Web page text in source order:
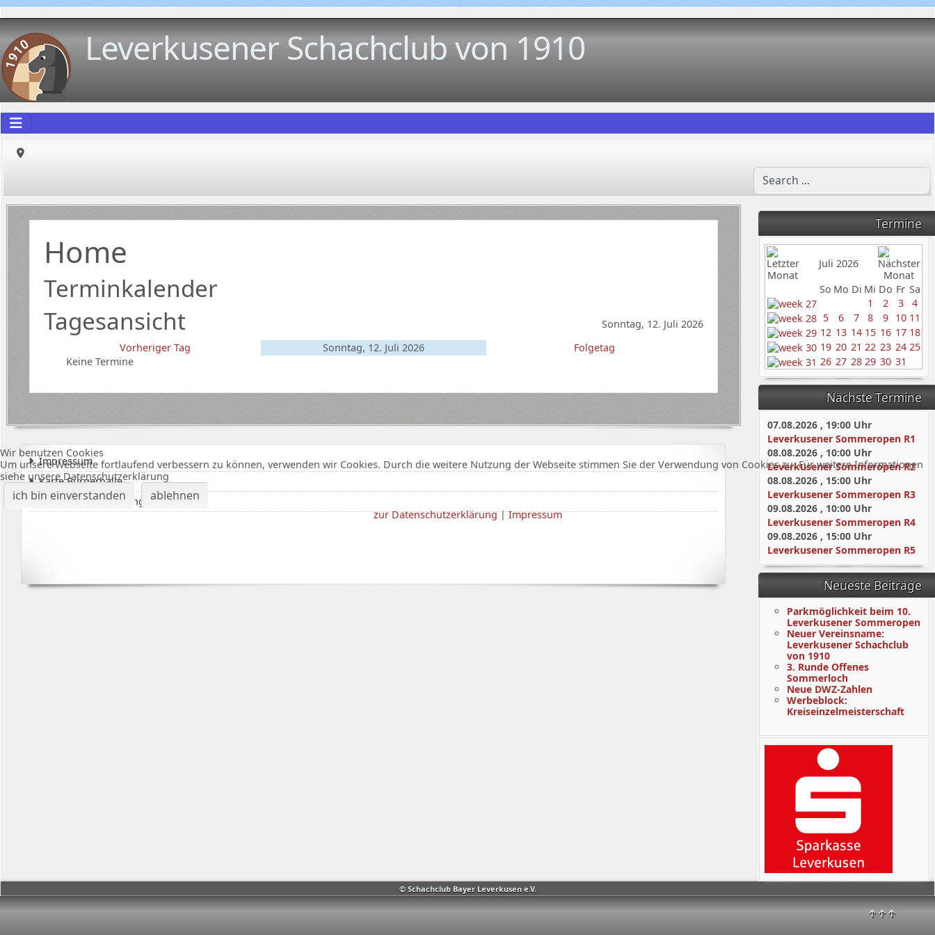
Leverkusener Schachclub von 1910
© Schachclub Bayer Leverkusen e.V.
↑↑↑
Termine
Juli 2026
So Mo Di Mi Do Fr Sa
1
2 3
4
5
6 7 8 9 10 11
12 13 14 15 16 17 18
19 20 21 22 23 24 25
26 27 28 29 30 31
Nächste Termine
07.08.2026, 19:00Uhr
Leverkusener Sommeropen R1
08.08.2026, 10:00Uhr
Leverkusener Sommeropen R2
08.08.2026, 15:00Uhr
Leverkusener Sommeropen R3
09.08.2026, 10:00Uhr
Leverkusener Sommeropen R4
09.08.2026, 15:00Uhr
Leverkusener Sommeropen R5
Neueste Beiträge
Parkmöglichkeit beim 10.
Leverkusener Sommeropen
Neuer Vereinsname:
Leverkusener Schachclub
von 1910
3. Runde Offenes
Sommerloch
Neue DWZ-Zahlen
Werbeblock:
Kreiseinzelmeisterschaft
Home
Terminkalender
Tagesansicht
Sonntag, 12. Juli 2026
Vorheriger Tag
Sonntag, 12. Juli 2026
Folgetag
Keine Termine
Impressum
Karte Bürgerhalle
Datenschutzerklärung
Wir benutzen Cookies
Um unsere Webseite fortlaufend verbessern zu können, verwenden wir Cookies. Durch die weitere Nutzung der Webseite stimmen Sie der Verwendung von Cookies zu. Für weitere Informationen
siehe unsere Datenschutzerklärung
ich bin einverstanden ablehnen
zur Datenschutzerklärung|Impressum